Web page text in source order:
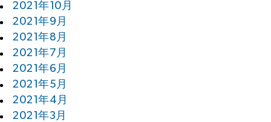
2021年10月
2021年9月
2021年8月
2021年7月
2021年6月
2021年5月
2021年4月
2021年3月